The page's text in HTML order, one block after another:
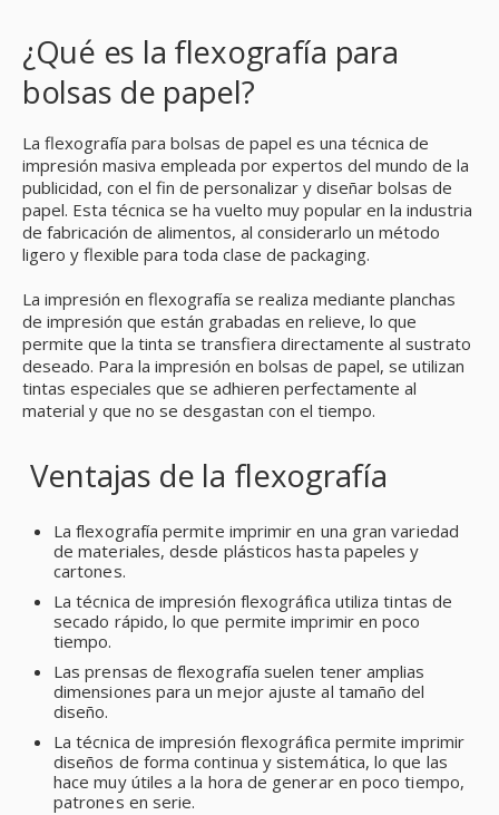
¿Qué es la flexografía para
bolsas de papel?
La flexografía para bolsas de papel es una técnica de
impresión masiva empleada por expertos del mundo de la
publicidad, con el fin de personalizar y diseñar bolsas de
papel. Esta técnica se ha vuelto muy popular en la industria
de fabricación de alimentos, al considerarlo un método
ligero y flexible para toda clase de packaging.
La impresión en flexografía se realiza mediante planchas
de impresión que están grabadas en relieve, lo que
permite que la tinta se transfiera directamente al sustrato
deseado. Para la impresión en bolsas de papel, se utilizan
tintas especiales que se adhieren perfectamente al
material y que no se desgastan con el tiempo.
Ventajas de la flexografía
La flexografía permite imprimir en una gran variedad
de materiales, desde plásticos hasta papeles y
cartones.
La técnica de impresión flexográfica utiliza tintas de
secado rápido, lo que permite imprimir en poco
tiempo.
Las prensas de flexografía suelen tener amplias
dimensiones para un mejor ajuste al tamaño del
diseño.
La técnica de impresión flexográfica permite imprimir
diseños de forma continua y sistemática, lo que las
hace muy útiles a la hora de generar en poco tiempo,
patrones en serie.